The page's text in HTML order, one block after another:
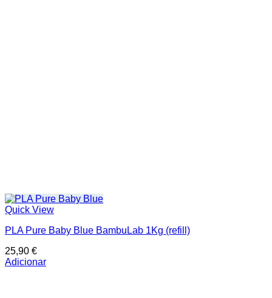
Quick View
PLA Pure Baby Blue BambuLab 1Kg (refill)
25,90 €
Adicionar